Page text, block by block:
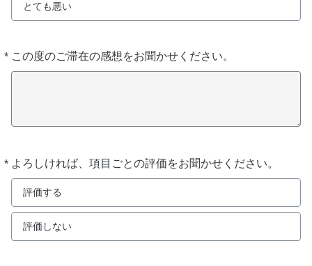
とても悪い
* この度のご滞在の感想をお聞かせください。
必
須
* よろしければ、項目ごとの評価をお聞かせください。
必
須
評価する
評価しない